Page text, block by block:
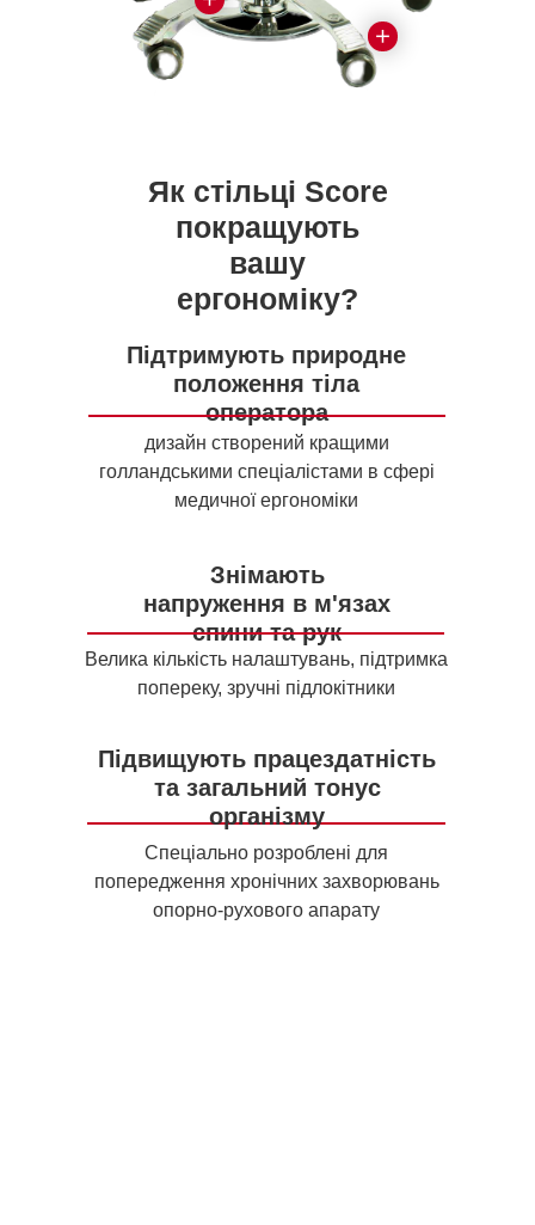
Підтримують природне
положення тіла
оператора
Як стільці Score
покращують
вашу
ергономіку?
Знімають
напруження в м'язах
спини та рук
дизайн створений кращими
голландськими спеціалістами в сфері
медичної ергономіки
Велика кількість налаштувань, підтримка
попереку, зручні підлокітники
Підвищують працездатність
та загальний тонус
організму
Спеціально розроблені для
попередження хронічних захворювань
опорно-рухового апарату